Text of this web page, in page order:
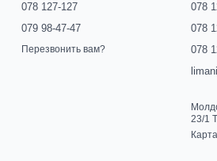
комфорте. Выбирая
078 127-127
079 98-47-47
Перезвонить вам?
078
078
078
23/1